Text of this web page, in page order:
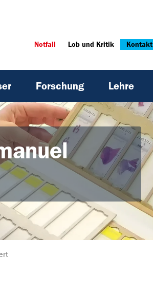
Notfall Lob und Kritik Kontakt
Forschung Lehre